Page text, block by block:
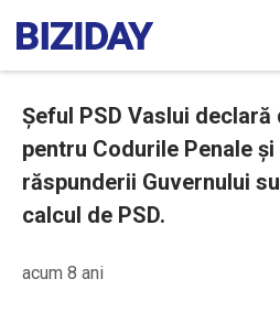
Șeful PSD Vaslui declară
pentru Codurile Penale
răspunderii Guvernului
calcul de PSD.
acum 8 ani